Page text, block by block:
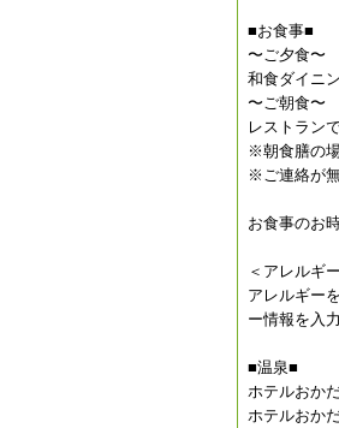
■お食事■
〜ご夕食〜
和食ダイニ
〜ご朝食〜
レストラン
※朝食膳の
※ご連絡が
お食事のお
＜アレルギ
アレルギー
ー情報を入
■温泉■
ホテルおか
ホテルおか